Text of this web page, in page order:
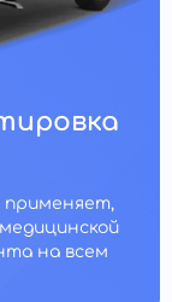
применяет,
на всем